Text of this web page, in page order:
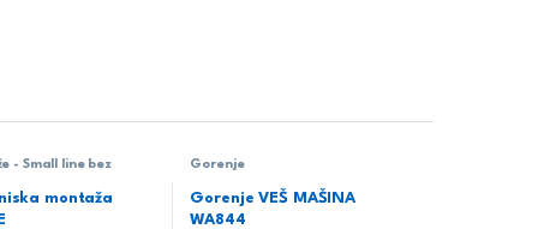
- Small line bez
montaža
Gorenje
Gorenje VEŠ MAŠINA
WA844